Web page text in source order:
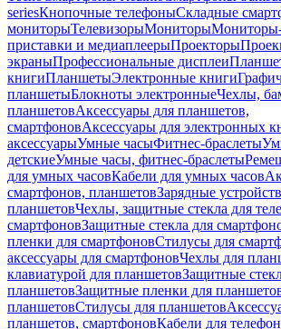
seriesКнопочные телефоныСкладные
мониторыТелевизорыМониторы
приставки и медиаплеерыПроекторы
экраныПрофессиональные дисплеи
книгиПланшетыЭлектронные книги
планшетыБлокноты электронныеЧехлы,
планшетовАксессуары для планшетов,
смартфоновАксессуары для электронных
аксессуарыУмные часыФитнес-браслеты
детскиеУмные часы, фитнес-браслеты
для умных часовКабели для умных часов
смартфонов, планшетовЗарядные
планшетовЧехлы, защитные стекла для
смартфоновЗащитные стекла для
пленки для смартфоновСтилусы для
аксессуары для смартфоновЧехлы для
клавиатурой для планшетовЗащитные
планшетовЗащитные пленки для
планшетовСтилусы для планшетов
планшетов, смартфоновКабели для